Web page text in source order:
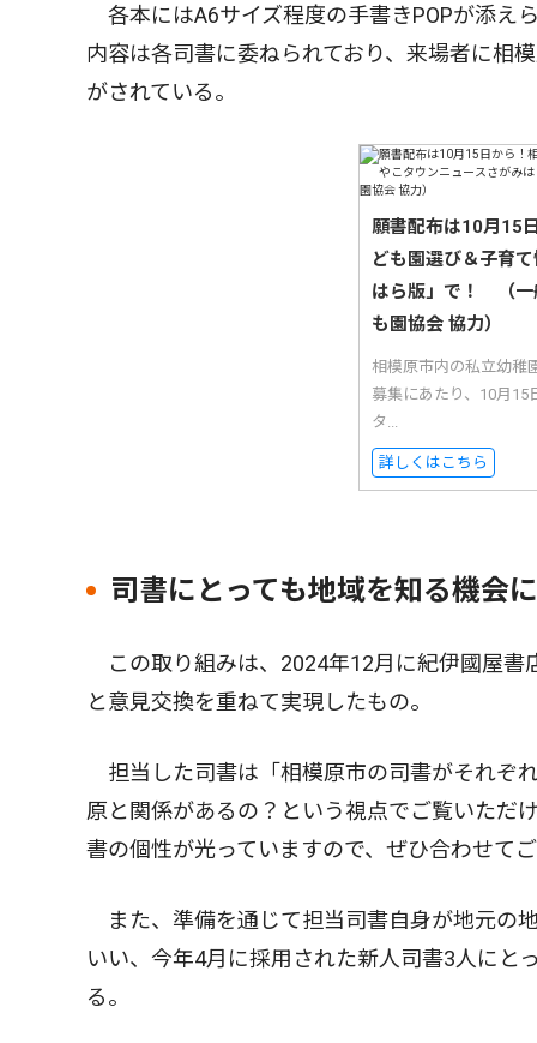
各本にはA6サイズ程度の手書きPOPが添え
内容は各司書に委ねられており、来場者に相
がされている。
願書配布は10月15
ども園選び＆子育
はら版」で！ （一
も園協会 協力）
相模原市内の私立幼稚
募集にあたり、10月15
タ...
詳しくはこちら
司書にとっても地域を知る機会に
この取り組みは、2024年12月に紀伊國屋書
と意見交換を重ねて実現したもの。
担当した司書は「相模原市の司書がそれぞ
原と関係があるの？という視点でご覧いただ
書の個性が光っていますので、ぜひ合わせて
また、準備を通じて担当司書自身が地元の
いい、今年4月に採用された新人司書3人にと
る。